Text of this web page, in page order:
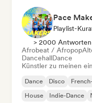
Pace
Playlist-
> 2000
Afrobeat / Afropop
DancehallDance
Künstler zu meinen
Dance Disco
House
Indie-Dance